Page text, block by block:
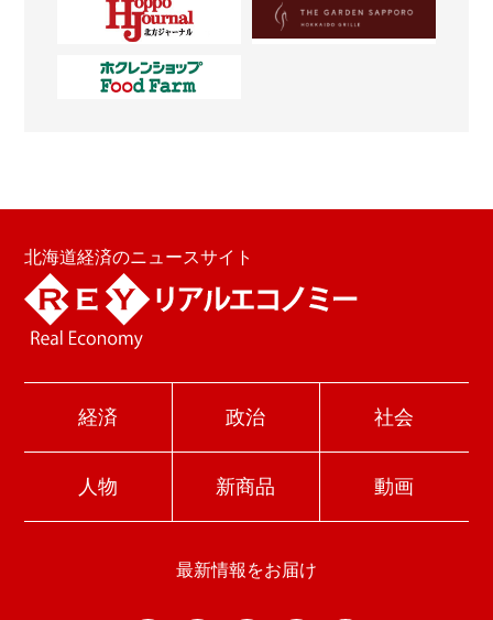
北海道経済のニュースサイト
経済 政治 社会
人物 新商品 動画
最新情報をお届け